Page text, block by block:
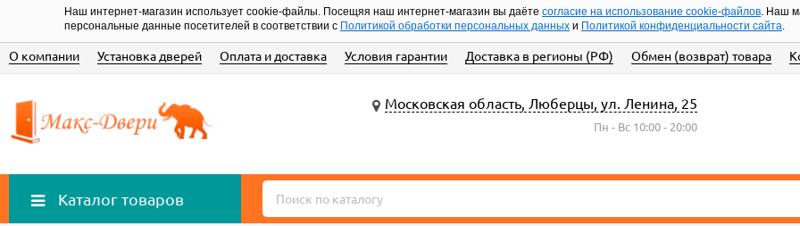
Наш интернет-магазин использует cookie-файлы. Посещяя наш интернет-магазин вы даёте согласие на использование cookie-файлов. Наш
персональные данные посетителей в соответствии с Политикой обработки персональных данных и Политикой конфиденциальности сайта.
О компании Установка дверей Оплата и доставка Условия гарантии Доставка в регионы (РФ) Обмен (возврат) товара
Московская область, Люберцы, ул. Ленина, 25
Пн - Вс 10:00 - 20:00
Каталог товаров